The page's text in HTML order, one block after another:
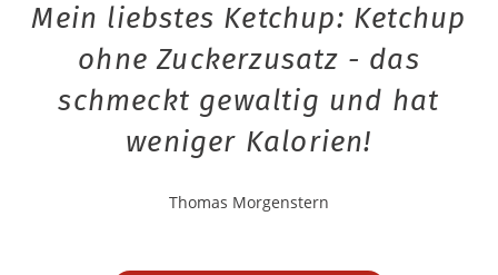
Mein liebstes Ketchup: Ketchup
ohne Zuckerzusatz - das
schmeckt gewaltig und hat
weniger Kalorien!
Thomas Morgenstern